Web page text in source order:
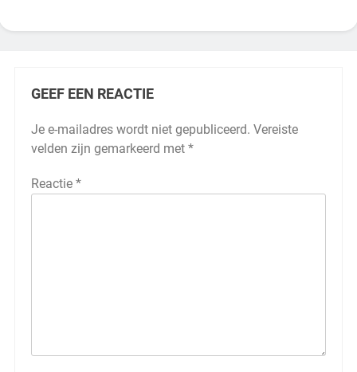
GEEF EEN REACTIE
Je e-mailadres wordt niet gepubliceerd. Vereiste
velden zijn gemarkeerd met *
Reactie *